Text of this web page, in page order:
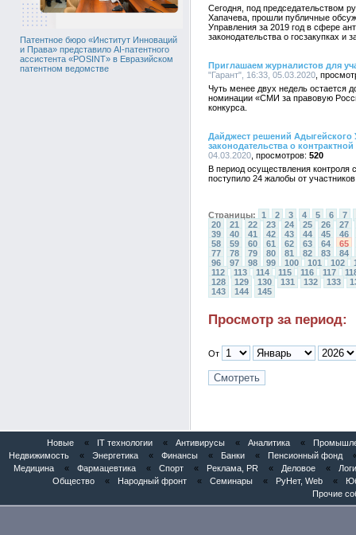
Патентное бюро «Институт Инноваций
и Права» представило AI-патентного
ассистента «POSINT» в Евразийском
патентном ведомстве
Сегодня, под председательством
Хапачева, прошли публичные
Управления за 2019 год в сфере
законодательства о госзакупках и
Приглашаем журналистов для
"Гарант", 16:33, 05.03.2020
Чуть менее двух недель остается
номинации «СМИ за правовую
конкурса.
Дайджест решений
законодательства о контрактной
04.03.2020
520
В период осуществления контроля
поступило 24 жалобы от участников
Страницы: 1 2 3 4 5 6
7
20
21 22 23 24 25 26
27
39
40 41 42 43 44 45
46
58
59 60 61 62 63 64
65
77
78 79 80 81 82 83
84
96
97 98 99 100 101 102
112
113 114 115 116 117
128
129 130 131 132 133
143
144 145
Просмотр за период:
От
Новые « IT технологии « Антивирусы « Аналитика «
Недвижимость
« Энергетика « Финансы « Банки « Пенсионный фонд
Медицина
« Фармацевтика « Спорт « Реклама, PR « Деловое «
Общество
« Народный фронт « Семинары « РуНет, Web «
Прочие